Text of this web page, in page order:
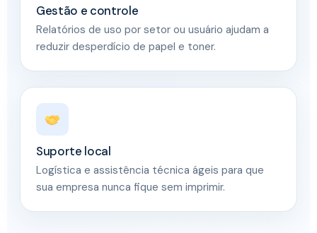
Gestão e controle
Relatórios de uso por setor ou usuário ajudam a
reduzir desperdício de papel e toner.
Suporte local
Logística e assistência técnica ágeis para que
sua empresa nunca fique sem imprimir.